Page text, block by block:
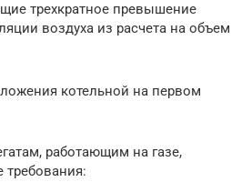
трехкратное превышение
воздуха из расчета на объем
котельной на первом
работающим на газе,
требования: